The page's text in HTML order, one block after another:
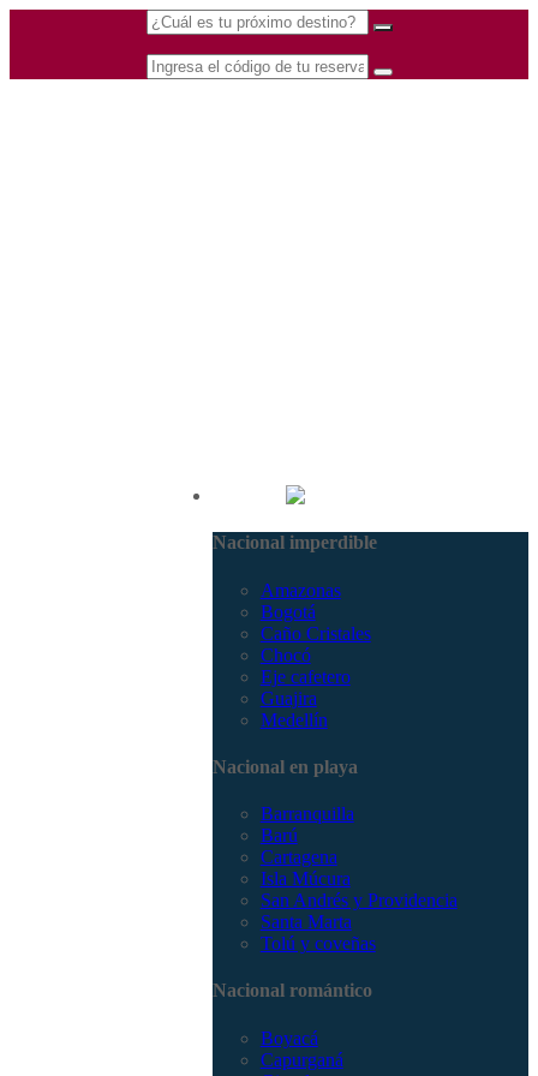
Nacional imperdible
Amazonas
Bogotá
Caño Cristales
Chocó
Eje cafetero
Guajira
Medellín
Nacional en playa
Barranquilla
Barú
Cartagena
Isla Múcura
San Andrés y Providencia
Santa Marta
Tolú y coveñas
Nacional romántico
Boyacá
Capurganá